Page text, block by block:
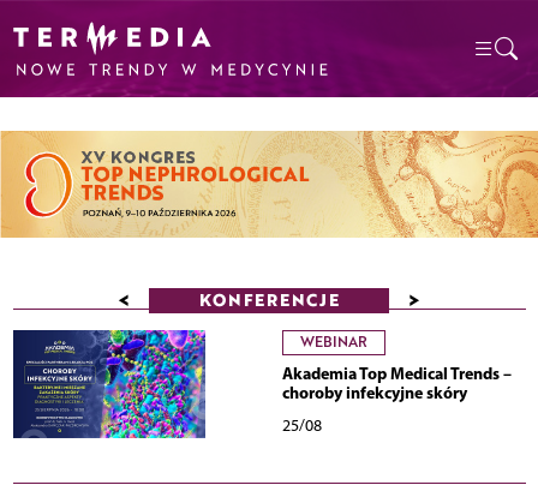
< KONFERENCJE >
WEBINAR
Akademia Top Medical Trends –
choroby infekcyjne skóry
25/08